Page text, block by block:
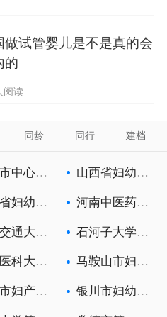
做试管婴儿是不是真的会
的
阅读
同龄 同行 建档
中心医
山西省妇幼保
妇幼保
河南中医药大
交通大学
石河子大学医
科大学
马鞍山市妇幼
妇产医
银川市妇幼保